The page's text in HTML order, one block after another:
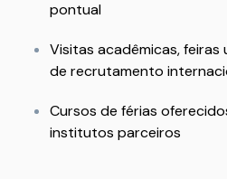
pontual
Visitas acadêmicas,
de recrutamento
Cursos de férias
institutos parceiros